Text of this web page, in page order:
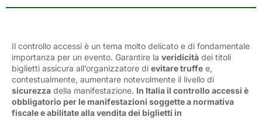
Il controllo accessi è un tema molto delicato e di fondamentale
importanza per un evento. Garantire la veridicità dei titoli
biglietti assicura all’organizzatore di evitare truffe e,
contestualmente, aumentare notevolmente il livello di
sicurezza della manifestazione. In Italia il controllo accessi è
obbligatorio per le manifestazioni soggette a normativa
fiscale e abilitate alla vendita dei biglietti in